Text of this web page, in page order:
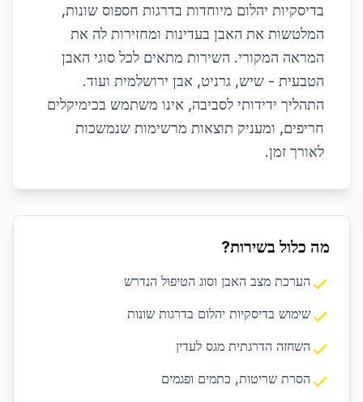
בדיסקיות יהלום מיוחדות בדרגות חספוס שונות,
המלטשות את האבן בעדינות ומחזירות לה את
המראה המקורי. השירות מתאים לכל סוגי האבן
הטבעית - שיש, גרניט, אבן ירושלמית ועוד.
התהליך ידידותי לסביבה, אינו משתמש בכימיקלים
חריפים, ומעניק תוצאות מרשימות שנמשכות
לאורך זמן.
מה כלול בשירות?
הערכת מצב האבן וסוג הטיפול הנדרש
שימוש בדיסקיות יהלום בדרגות שונות
השחזה הדרגתית מגס לעדין
הסרת שריטות, כתמים ופגמים